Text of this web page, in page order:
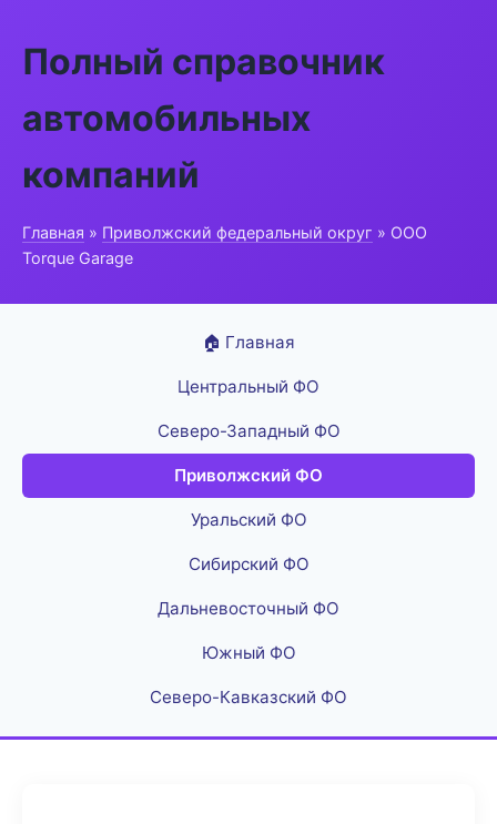
Полный справочник
автомобильных
компаний
Главная » Приволжский федеральный округ » ООО
Torque Garage
🏠 Главная
Центральный ФО
Северо-Западный ФО
Приволжский ФО
Уральский ФО
Сибирский ФО
Дальневосточный ФО
Южный ФО
Северо-Кавказский ФО